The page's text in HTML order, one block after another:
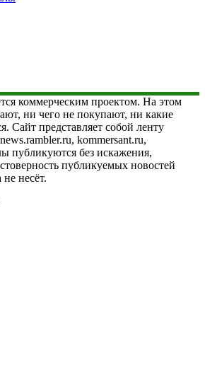
коммерческим проектом. На этом
ни чего не покупают, ни какие
Сайт представляет собой ленту
kommersant.ru,
публикуются без искажения,
публикуемых новостей
несёт.